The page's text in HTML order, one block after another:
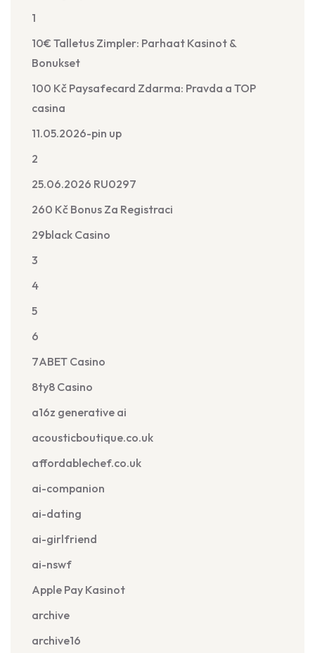
1
10€ Talletus Zimpler: Parhaat Kasinot &
Bonukset
100 Kč Paysafecard Zdarma: Pravda a TOP
casina
11.05.2026-pin up
2
25.06.2026 RU0297
260 Kč Bonus Za Registraci
29black Casino
3
4
5
6
7ABET Casino
8ty8 Casino
a16z generative ai
acousticboutique.co.uk
affordablechef.co.uk
ai-companion
ai-dating
ai-girlfriend
ai-nswf
Apple Pay Kasinot
archive
archive16